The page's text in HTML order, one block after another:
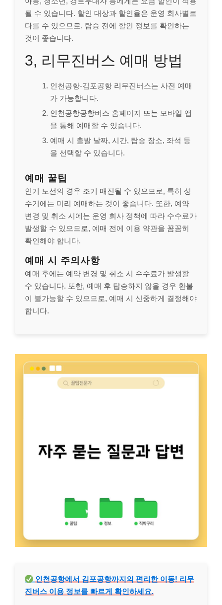
될 수 있습니다. 할인 대상과 할인율은 운영 회사별로
다를 수 있으므로, 탑승 전에 할인 정보를 확인하는
것이 좋습니다.
3, 리무진버스 예매 방법
인천공항-김포공항 리무진버스는 사전 예매
가 가능합니다.
인천공항공항버스 홈페이지 또는 모바일 앱
을 통해 예매할 수 있습니다.
예매 시 출발 날짜, 시간, 탑승 장소, 좌석 등
을 선택할 수 있습니다.
예매 꿀팁
인기 노선의 경우 조기 매진될 수 있으므로, 특히 성
수기에는 미리 예매하는 것이 좋습니다. 또한, 예약
변경 및 취소 시에는 운영 회사 정책에 따라 수수료가
발생할 수 있으므로, 예매 전에 이용 약관을 꼼꼼히
확인해야 합니다.
예매 시 주의사항
예매 후에는 예약 변경 및 취소 시 수수료가 발생할
수 있습니다. 또한, 예매 후 탑승하지 않을 경우 환불
이 불가능할 수 있으므로, 예매 시 신중하게 결정해야
합니다.
인천공항에서 김포공항까지의 편리한 이동! 리무
진버스 이용 정보를 빠르게 확인하세요.